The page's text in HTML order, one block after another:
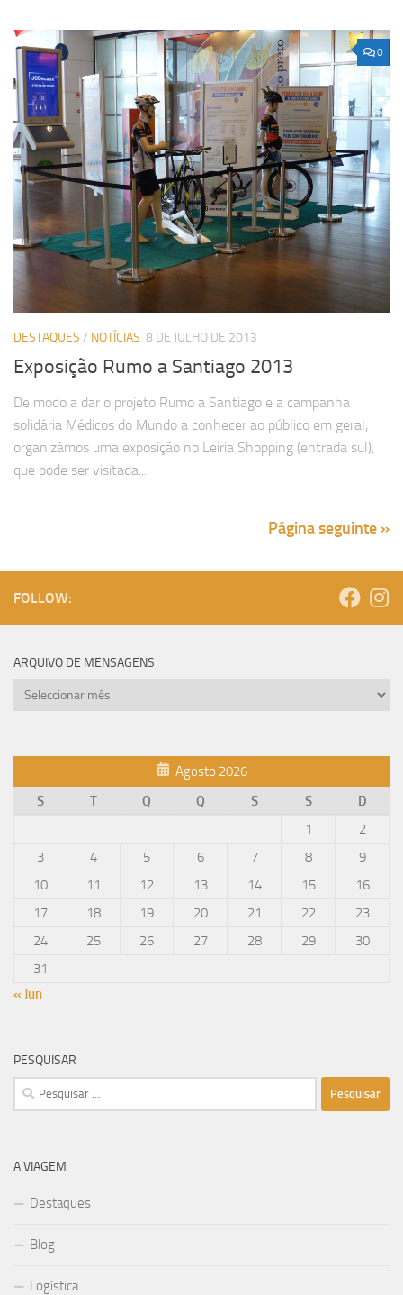
0
DESTAQUES / NOTÍCIAS 8 DE JULHO DE 2013
Exposição Rumo a Santiago 2013
De modo a dar o projeto Rumo a Santiago e a campanha
solidária Médicos do Mundo a conhecer ao público em geral,
organizámos uma exposição no Leiria Shopping (entrada sul),
que pode ser visitada...
Página seguinte »
FOLLOW:
ARQUIVO DE MENSAGENS
Arquivo
Agosto 2026
S
T Q Q S S
D
1
2
3
4 5 6 7 8
9
10
11 12 13 14 15
16
17
18 19 20 21 22
23
24
25 26 27 28 29
30
31
« Jun
PESQUISAR
Pesquisar
por:
A VIAGEM
Destaques
Blog
Logística